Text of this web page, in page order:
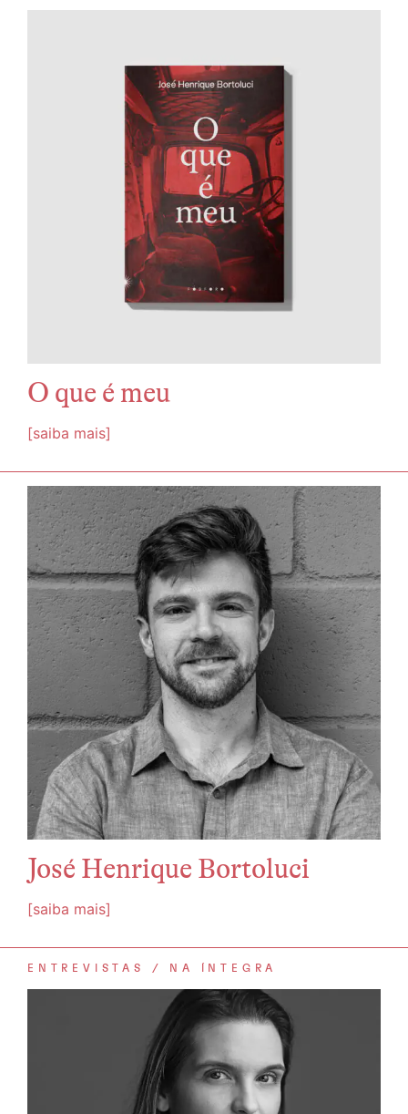
O que é meu
[saiba mais]
José Henrique Bortoluci
[saiba mais]
ENTREVISTAS NA ÍNTEGRA